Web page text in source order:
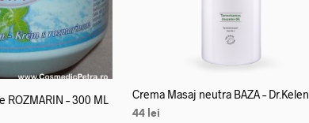
ROZMARIN – 300 ML Crema Masaj neutra BAZA – Dr.Kelen
44 lei